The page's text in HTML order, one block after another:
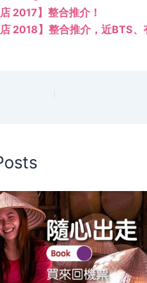
2017】整合推介！
2018】整合推介，近BTS、